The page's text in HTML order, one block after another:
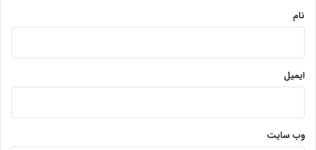
نام
ایمیل
وب‌ سایت